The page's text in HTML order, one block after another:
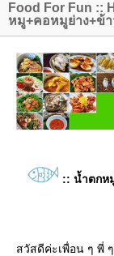
Food For Fun ::
หมู+คอหมูย่าง+ข้
:: น้ำตกห
สวัสดีค่ะเพื่อน ๆ พี่